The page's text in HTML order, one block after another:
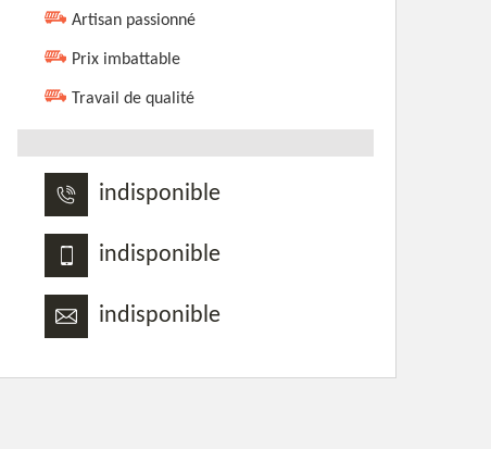
Artisan passionné
Prix imbattable
Travail de qualité
indisponible
indisponible
indisponible